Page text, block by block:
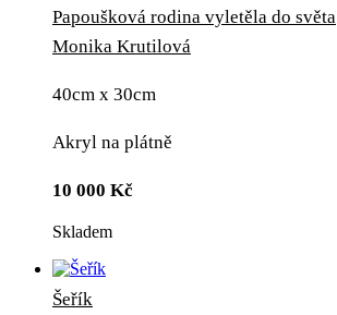
Papoušková rodina vyletěla do světa
Monika Krutilová
40cm x 30cm
Akryl na plátně
10 000 Kč
Skladem
Šeřík